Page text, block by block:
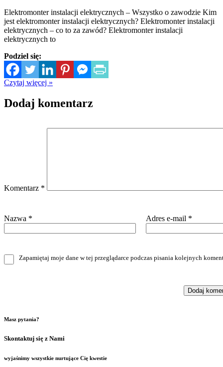
Elektromonter instalacji elektrycznych – Wszystko o zawodzie Kim
jest elektromonter instalacji elektrycznych? Elektromonter instalacji
elektrycznych – co to za zawód? Elektromonter instalacji
elektrycznych to
Podziel się:
Czytaj więcej »
Dodaj komentarz
Komentarz *
Nazwa * Adres e-mail *
Zapamiętaj moje dane w tej przeglądarce podczas pisania kolejnych
Masz pytania?
Skontaktuj się z Nami
wyjaśnimy wszystkie nurtujące Cię kwestie